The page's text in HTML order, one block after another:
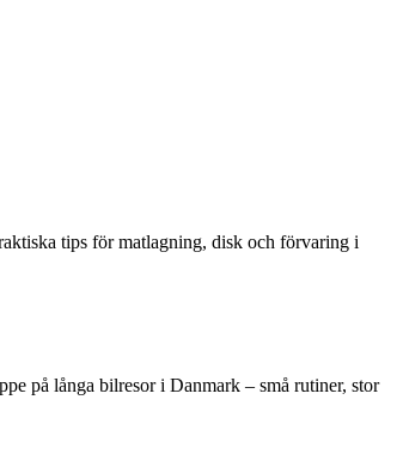
tips för matlagning, disk och förvaring i
på långa bilresor i Danmark – små rutiner, stor